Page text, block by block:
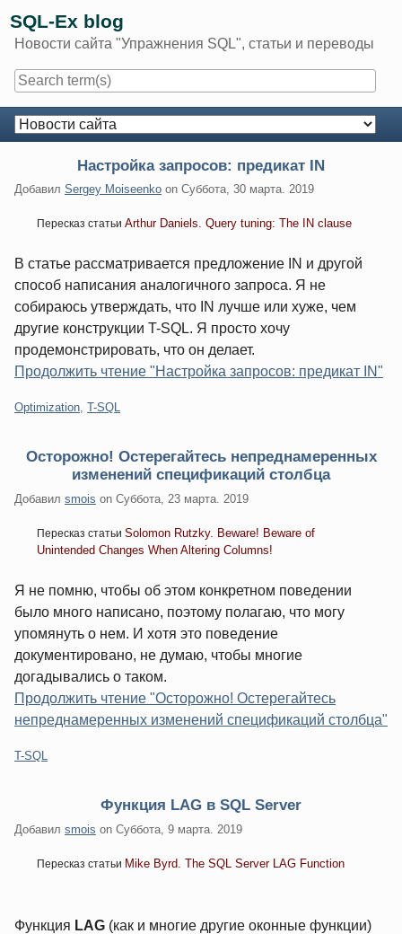
content
SQL-Ex blog
Новости сайта "Упражнения SQL", статьи и переводы
Navigation
Настройка запросов: предикат IN
Добавил Sergey Moiseenko on Суббота, 30 марта. 2019
Пересказ статьи Arthur Daniels. Query tuning: The IN clause
В статье рассматривается предложение IN и другой
способ написания аналогичного запроса. Я не
собираюсь утверждать, что IN лучше или хуже, чем
другие конструкции T-SQL. Я просто хочу
продемонстрировать, что он делает.
Продолжить чтение "Настройка запросов: предикат IN"
Категории:
Optimization, T-SQL
Осторожно! Остерегайтесь непреднамеренных
изменений спецификаций столбца
Добавил smois on Суббота, 23 марта. 2019
Пересказ статьи Solomon Rutzky. Beware! Beware of
Unintended Changes When Altering Columns!
Я не помню, чтобы об этом конкретном поведении
было много написано, поэтому полагаю, что могу
упомянуть о нем. И хотя это поведение
документировано, не думаю, чтобы многие
догадывались о таком.
Продолжить чтение "Осторожно! Остерегайтесь
непреднамеренных изменений спецификаций столбца"
Категории:
T-SQL
Функция LAG в SQL Server
Добавил smois on Суббота, 9 марта. 2019
Пересказ статьи Mike Byrd. The SQL Server LAG Function
Функция LAG (как и многие другие оконные функции)